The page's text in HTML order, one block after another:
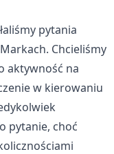
pytania
Chcieliśmy
aktywność na
w kierowaniu
pytanie, choć